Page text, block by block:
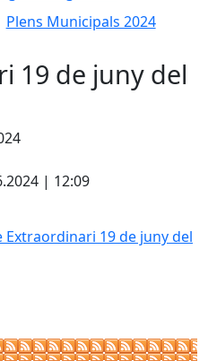
Plens Municipals 2024
19 de juny del
| 12:09
Extraordinari 19 de juny del